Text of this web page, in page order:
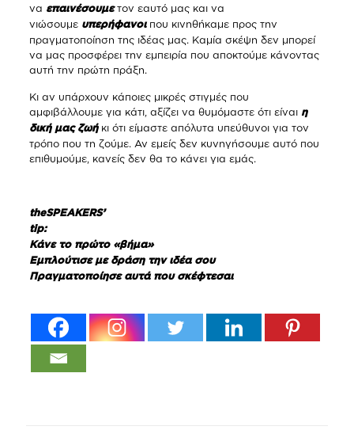
να επαινέσουμετον εαυτό μας και να
νιώσουμε υπερήφανοιπου κινηθήκαμε προς την
πραγματοποίηση της ιδέας μας. Καμία σκέψη δεν μπορεί
να μας προσφέρει την εμπειρία που αποκτούμε κάνοντας
αυτή την πρώτη πράξη.
Κι αν υπάρχουν κάποιες μικρές στιγμές που
αμφιβάλλουμε για κάτι, αξίζει να θυμόμαστε ότι είναι η
δική μας ζωήκι ότι είμαστε απόλυτα υπεύθυνοι για τον
τρόπο που τη ζούμε. Αν εμείς δεν κυνηγήσουμε αυτό που
επιθυμούμε, κανείς δεν θα το κάνει για εμάς.
theSPEAKERS’
tip:
Κάνε το πρώτο «βήμα»
Εμπλούτισε με δράση την ιδέα σου
Πραγματοποίησε αυτά που σκέφτεσαι